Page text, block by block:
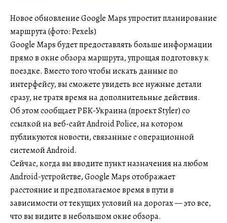
Новое обновление Google Maps упростит планирование
маршрута (фото: Pexels)
Google Maps будет предоставлять больше информации
прямо в окне обзора маршрута, упрощая подготовку к
поездке. Вместо того чтобы искать данные по
интерфейсу, вы сможете увидеть все нужные детали
сразу, не тратя время на дополнительные действия.
Об этом сообщает РБК-Украина (проект Styler) со
ссылкой на веб-сайт Android Police, на котором
публикуются новости, связанные с операционной
системой Android.
Сейчас, когда вы вводите пункт назначения на любом
Android-устройстве, Google Maps отображает
расстояние и предполагаемое время в пути в
зависимости от текущих условий на дорогах — это все,
что вы видите в небольшом окне обзора.